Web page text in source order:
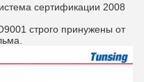
сертификации 2008
строго принужены от